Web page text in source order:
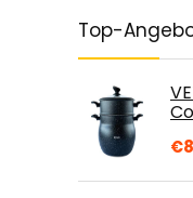
Top-
€